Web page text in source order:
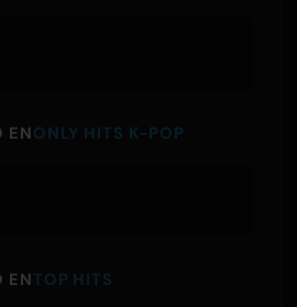
ENONLY HITS K-POP
ENTOP HITS